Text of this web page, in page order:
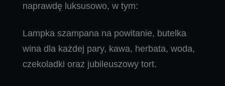
naprawdę luksusowo, w tym:
Lampka szampana na powitanie, butelka
wina dla każdej pary, kawa, herbata, woda,
czekoladki oraz jubileuszowy tort.